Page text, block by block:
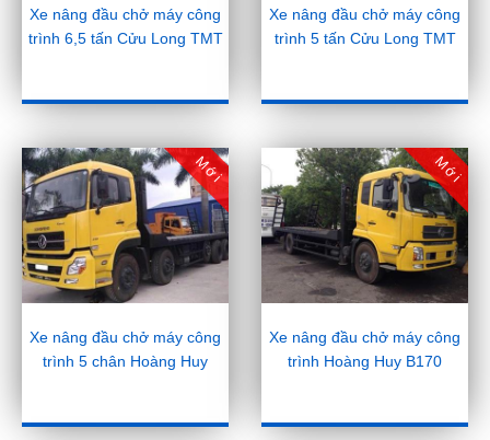
Xe nâng đầu chở máy công
trình 6,5 tấn Cửu Long TMT
Xe nâng đầu chở máy công
trình 5 tấn Cửu Long TMT
Mới
Xe nâng đầu chở máy công
trình 5 chân Hoàng Huy
Mới
Xe nâng đầu chở máy công
trình Hoàng Huy B170